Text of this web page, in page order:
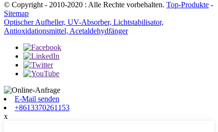
© Copyright - 2010-2020 : Alle Rechte vorbehalten. Top-Produkte -
Sitemap
Optischer Aufheller, UV-Absorber, Lichtstabilisator,
Antioxidationsmittel, Acetaldehydfänger
E-Mail senden
+8613370261153
x